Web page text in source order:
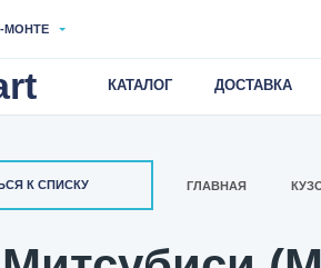
МОНТЕ
КАТАЛОГ ДОСТАВКА
К СПИСКУ ГЛАВНАЯ